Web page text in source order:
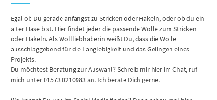
Egal ob Du gerade anfängst zu Stricken oder Häkeln, oder ob du ein
alter Hase bist. Hier findet jeder die passende Wolle zum Stricken
oder Häkeln. Als Wollliebhaberin weißt Du, dass die Wolle
ausschlaggebend für die Langlebigkeit und das Gelingen eines
Projekts.
Du möchtest Beratung zur Auswahl? Schreib mir hier im Chat, ruf
mich unter 01573 0210983 an. Ich berate Dich gerne.